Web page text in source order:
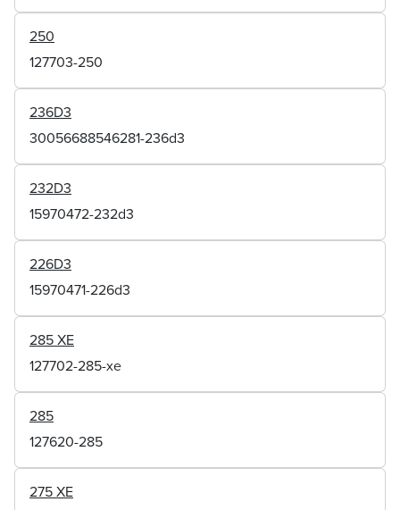
250
127703-250
236D3
30056688546281-236d3
232D3
15970472-232d3
226D3
15970471-226d3
285 XE
127702-285-xe
285
127620-285
275 XE